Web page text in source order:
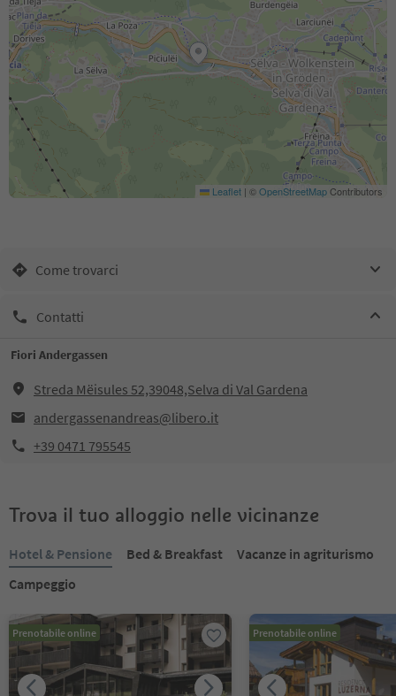
Leaflet | ©OpenStreetMapContributors
Come trovarci
Contatti
Fiori Andergassen
Streda Mëisules 52,39048,Selva di Val Gardena
andergassenandreas@libero.it
+39 0471 795545
Trova il tuo alloggio nelle vicinanze
Hotel & Pensione Bed & Breakfast
Vacanze in agriturismo
Campeggio
Prenotabile online Prenotabile online